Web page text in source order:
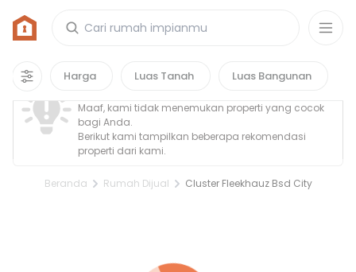
Harga Luas Tanah Luas Bangunan
Rumah di Cluster Fleekhauz Bsd City
0properti
Property Tidak Ditemukan
Maaf, kami tidak menemukan properti yang cocok
bagi Anda.
Berikut kami tampilkan beberapa rekomendasi
properti dari kami.
Beranda Rumah Dijual Cluster Fleekhauz Bsd City